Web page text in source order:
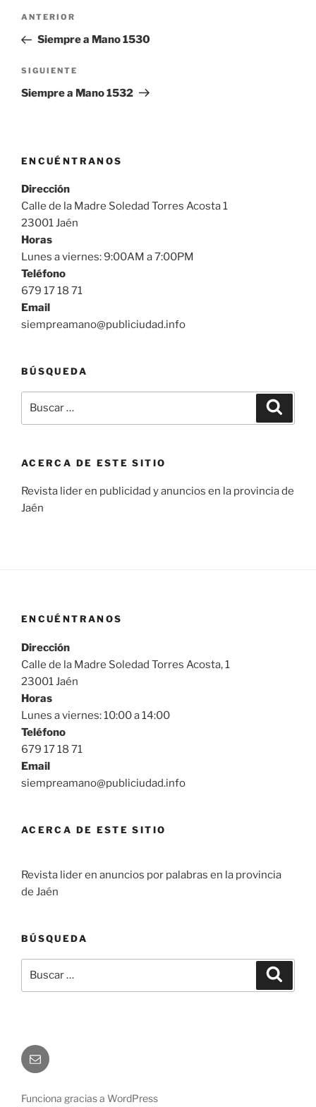
Navegación
entradas
Entrada
anterior:
ANTERIOR
Siempre a Mano 1530
Siguiente
entrada
SIGUIENTE
Siempre a Mano 1532
ENCUÉNTRANOS
Dirección
Calle de la Madre Soledad Torres Acosta 1
23001 Jaén
Horas
Lunes a viernes: 9:00AM a 7:00PM
Teléfono
679 17 18 71
Email
siempreamano@publiciudad.info
BÚSQUEDA
por:
ACERCA DE ESTE SITIO
Revista lider en publicidad y anuncios en la provincia de
Jaén
ENCUÉNTRANOS
Dirección
Calle de la Madre Soledad Torres Acosta, 1
23001 Jaén
Horas
Lunes a viernes: 10:00 a 14:00
Teléfono
679 17 18 71
Email
siempreamano@publiciudad.info
ACERCA DE ESTE SITIO
Revista lider en anuncios por palabras en la provincia
de Jaén
BÚSQUEDA
por:
Correo
electrónico
Funciona gracias a WordPress